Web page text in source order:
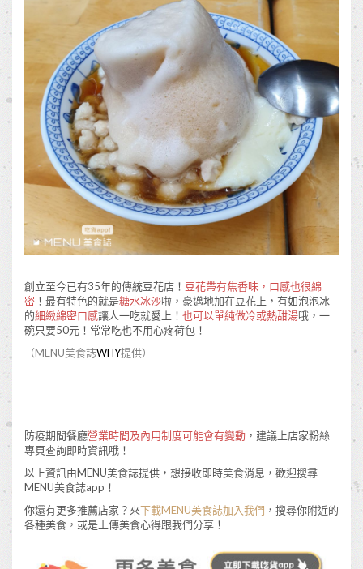
創立至今已有35年的傳統豆花店！ 豆花帶有焦香味，口感也很綿
密 ！最有特色的就是糖水冰沙啦，豪邁地加在豆花上，有如泡泡冰
的細緻綿密口感讓人一吃就愛上！ 也可以單純做冷或熱甜湯哦，一
碗只要50元！常常吃也不用心疼荷包！
（MENU美食誌WHY提供）
防疫期間餐廳營業時間及內用制度可能會有變動 ，建議上店家粉絲
專頁查詢即時資訊哦！
以上資訊由MENU美食誌提供，想接收即時美食消息，歡迎搜尋
MENU美食誌app！
你還有更多推薦店家？來下載MENU美食誌加入我們 ，搜尋你附近的
各種美食，或是上傳美食心得跟我們分享！